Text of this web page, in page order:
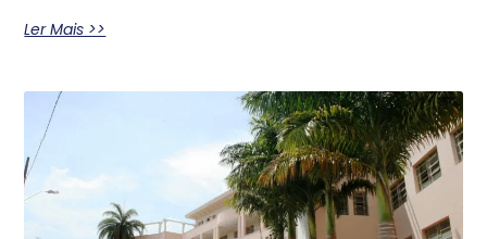
Ler Mais >>